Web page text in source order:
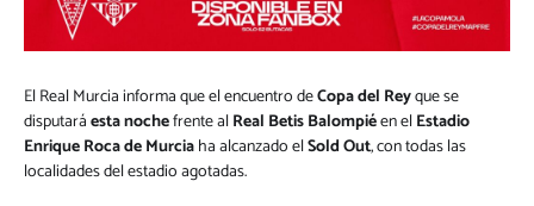
El Real Murcia informa que el encuentro deCopa del Reyque se
disputaráesta nochefrente alReal Betis Balompiéen elEstadio
Enrique Roca de Murciaha alcanzado elSold Out, con todas las
localidades del estadio agotadas.